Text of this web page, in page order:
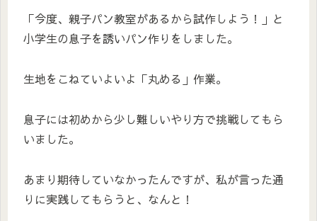
「今度、親子パン教室があるから試作しよう！」と
小学生の息子を誘いパン作りをしました。
生地をこねていよいよ「丸める」作業。
息子には初めから少し難しいやり方で挑戦してもら
いました。
あまり期待していなかったんですが、私が言った通
りに実践してもらうと、なんと！